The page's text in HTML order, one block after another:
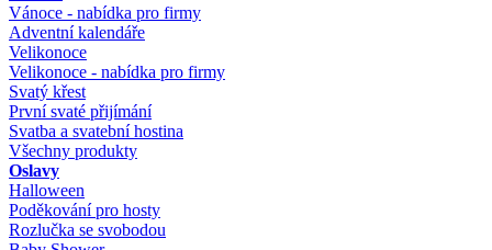
Vánoce - nabídka pro firmy
Adventní kalendáře
Velikonoce
Velikonoce - nabídka pro firmy
Svatý křest
První svaté přijímání
Svatba a svatební hostina
Všechny produkty
Oslavy
Halloween
Poděkování pro hosty
Rozlučka se svobodou